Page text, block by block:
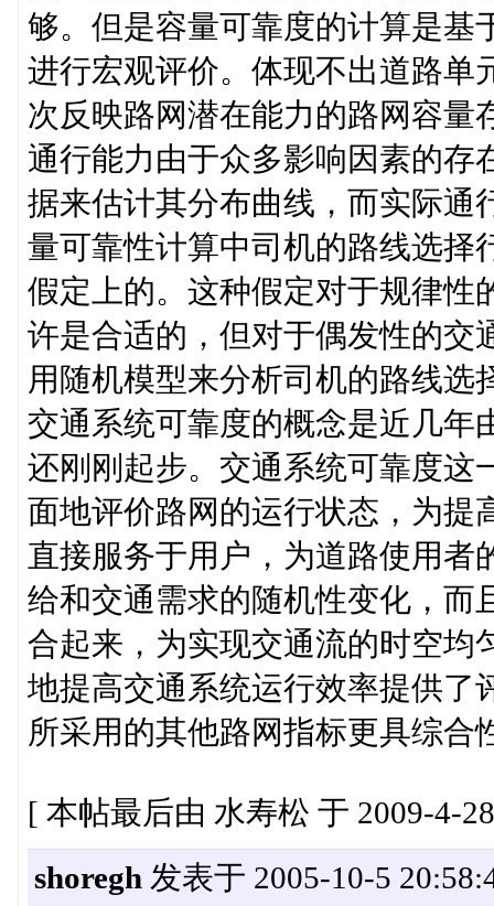
够。但是容量可靠度的计算是基
进行宏观评价。体现不出道路单
次反映路网潜在能力的路网容量
通行能力由于众多影响因素的存
据来估计其分布曲线，而实际通
量可靠性计算中司机的路线选择
假定上的。这种假定对于规律性
许是合适的，但对于偶发性的交
用随机模型来分析司机的路线选
交通系统可靠度的概念是近几年
还刚刚起步。交通系统可靠度这
面地评价路网的运行状态，为提
直接服务于用户，为道路使用者
给和交通需求的随机性变化，而
合起来，为实现交通流的时空均
地提高交通系统运行效率提供了
所采用的其他路网指标更具综合
[ 本帖最后由 水寿松 于 2009-4-
shoregh 发表于 2005-10-5